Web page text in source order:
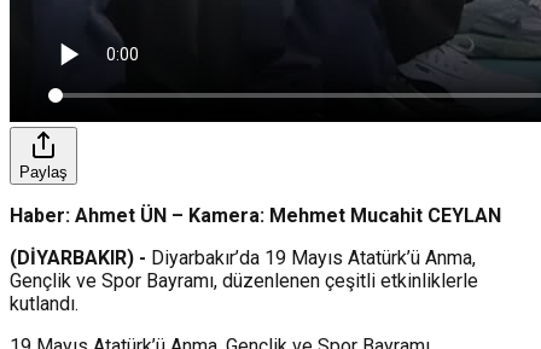
Paylaş
Haber: Ahmet ÜN – Kamera: Mehmet Mucahit CEYLAN
(DİYARBAKIR) - Diyarbakır’da 19 Mayıs Atatürk’ü Anma,
Gençlik ve Spor Bayramı, düzenlenen çeşitli etkinliklerle
kutlandı.